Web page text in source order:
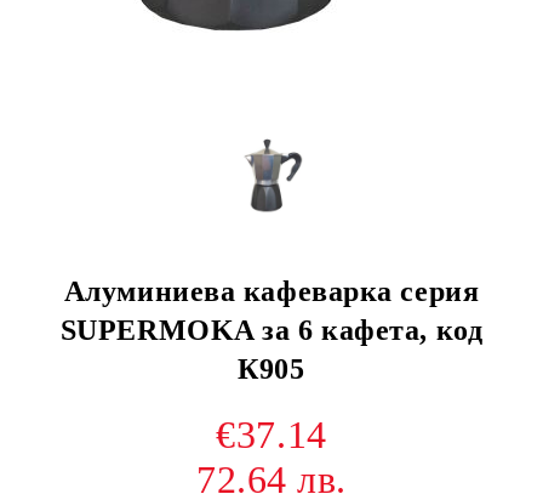
Алуминиева кафеварка серия
SUPERMOKA за 6 кафета, код
К905
€37.14
72.64 лв.